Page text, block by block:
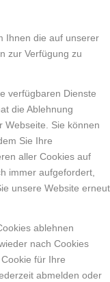
Ihnen die auf unserer
zur Verfügung zu
verfügbaren Dienste
die Ablehnung
Webseite. Sie können
Sie Ihre
aller Cookies auf
immer aufgefordert,
unsere Website erneut
ablehnen
nach Cookies
für Ihre
abmelden oder